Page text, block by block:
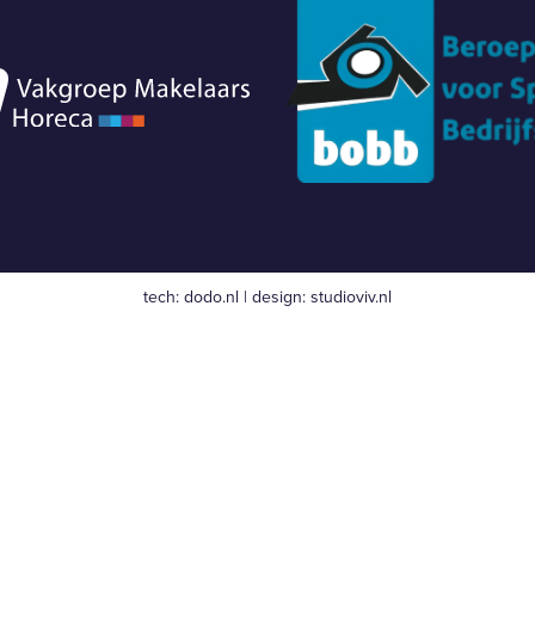
tech: dodo.nl | design: studioviv.nl